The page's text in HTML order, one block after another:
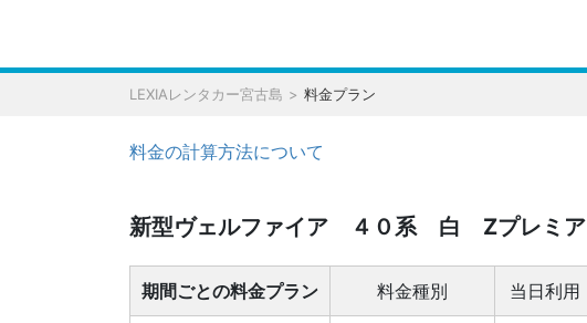
LEXIAレンタカー宮古島 料金プラン
料金の計算方法について
新型ヴェルファイア ４０系 白 Zプレミア
期間ごとの料金プラン 料金種別 当日利用